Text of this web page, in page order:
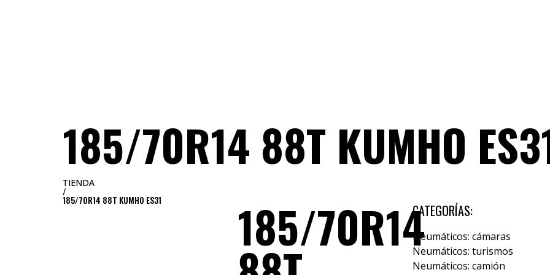
185/70R14 88T KUMHO
TIENDA
/
185/70R14 88T KUMHO ES31 185/70R14CATEGORÍAS:
Neumáticos: cámaras
Neumáticos: turismos
Neumáticos: camión